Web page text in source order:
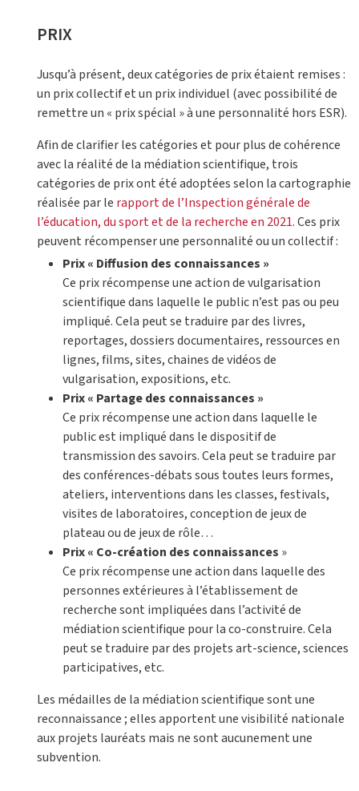
PRIX
Jusqu’à présent, deux catégories de prix étaient remises :
un prix collectif et un prix individuel (avec possibilité de
remettre un « prix spécial » à une personnalité hors ESR).
Afin de clarifier les catégories et pour plus de cohérence
avec la réalité de la médiation scientifique, trois
catégories de prix ont été adoptées selon la cartographie
réalisée par le rapport de l’Inspection générale de
l’éducation, du sport et de la recherche en 2021. Ces prix
peuvent récompenser une personnalité ou un collectif :
Prix « Diffusion des connaissances »
Ce prix récompense une action de vulgarisation
scientifique dans laquelle le public n’est pas ou peu
impliqué. Cela peut se traduire par des livres,
reportages, dossiers documentaires, ressources en
lignes, films, sites, chaines de vidéos de
vulgarisation, expositions, etc.
Prix « Partage des connaissances »
Ce prix récompense une action dans laquelle le
public est impliqué dans le dispositif de
transmission des savoirs. Cela peut se traduire par
des conférences-débats sous toutes leurs formes,
ateliers, interventions dans les classes, festivals,
visites de laboratoires, conception de jeux de
plateau ou de jeux de rôle…
Prix « Co-création des connaissances »
Ce prix récompense une action dans laquelle des
personnes extérieures à l’établissement de
recherche sont impliquées dans l’activité de
médiation scientifique pour la co-construire. Cela
peut se traduire par des projets art-science, sciences
participatives, etc.
Les médailles de la médiation scientifique sont une
reconnaissance ; elles apportent une visibilité nationale
aux projets lauréats mais ne sont aucunement une
subvention.